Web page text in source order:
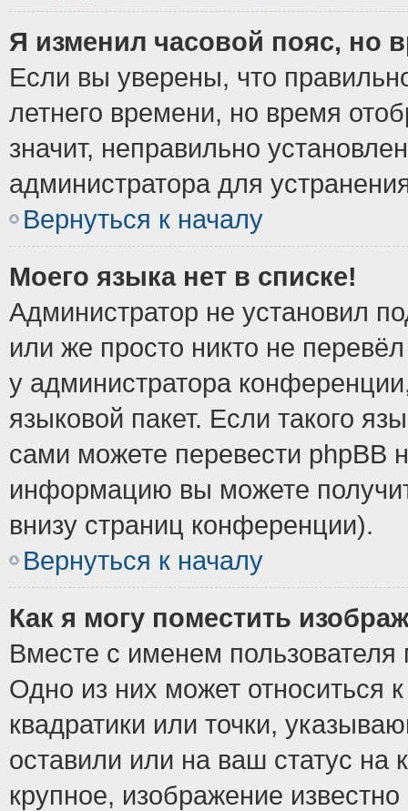
Я изменил часовой пояс, но
Если вы уверены, что
летнего времени, но время
значит, неправильно
администратора для
Вернуться к началу
Моего языка нет в списке!
Администратор не установил
или же просто никто не
у администратора
языковой пакет. Если такого
сами можете перевести phpBB
информацию вы можете
внизу страниц конференции).
Вернуться к началу
Как я могу поместить
Вместе с именем пользователя
Одно из них может относиться
квадратики или точки,
оставили или на ваш статус
крупное, изображение